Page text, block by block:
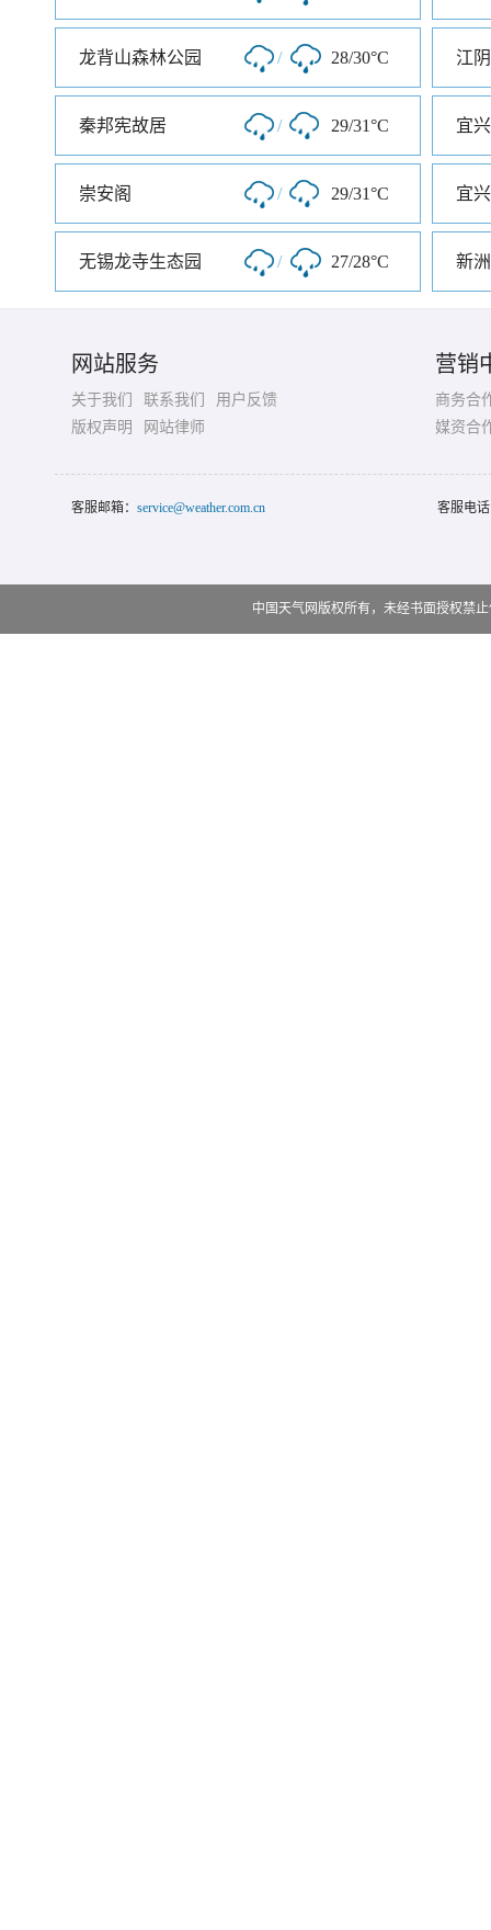
龙背山森林公园 / 28/30°C 江
秦邦宪故居 / 29/31°C 宜
崇安阁 / 29/31°C 宜
无锡龙寺生态园 / 27/28°C 新
网站服务
关于我们 联系我们
用户反馈
版权声明
网站律师
营销
商务合
媒资合
客服邮箱： service@weather.com.cn 客服电
中国天气网版权所有，未经书面授权